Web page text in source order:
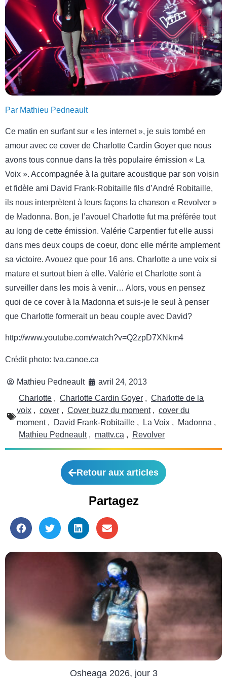
Par Mathieu Pedneault
Ce matin en surfant sur « les internet », je suis tombé en
amour avec ce cover de Charlotte Cardin Goyer que nous
avons tous connue dans la très populaire émission « La
Voix ». Accompagnée à la guitare acoustique par son voisin
et fidèle ami David Frank-Robitaille fils d’André Robitaille,
ils nous interprètent à leurs façons la chanson « Revolver »
de Madonna. Bon, je l’avoue! Charlotte fut ma préférée tout
au long de cette émission. Valérie Carpentier fut elle aussi
dans mes deux coups de coeur, donc elle mérite amplement
sa victoire. Avouez que pour 16 ans, Charlotte a une voix si
mature et surtout bien à elle. Valérie et Charlotte sont à
surveiller dans les mois à venir… Alors, vous en pensez
quoi de ce cover à la Madonna et suis-je le seul à penser
que Charlotte formerait un beau couple avec David?
http://www.youtube.com/watch?v=Q2zpD7XNkm4
Crédit photo: tva.canoe.ca
Mathieu Pedneault
avril 24, 2013
Charlotte , Charlotte Cardin Goyer , Charlotte de la
voix , cover , Cover buzz du moment , cover du
moment , David Frank-Robitaille , La Voix , Madonna ,
Mathieu Pedneault , mattv.ca , Revolver
Retour aux articles
Partagez
Osheaga 2026, jour 3